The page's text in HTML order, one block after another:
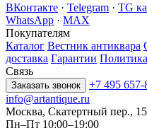
ВКонтакте · Telegram · TG
WhatsApp · MAX
Покупателям
Каталог Вестник антиквара
доставка Гарантии
Связь
Заказать звонок +7 495 657-
info@artantique.ru
Москва, Скатертный пер., 15
Пн–Пт 10:00–19:00